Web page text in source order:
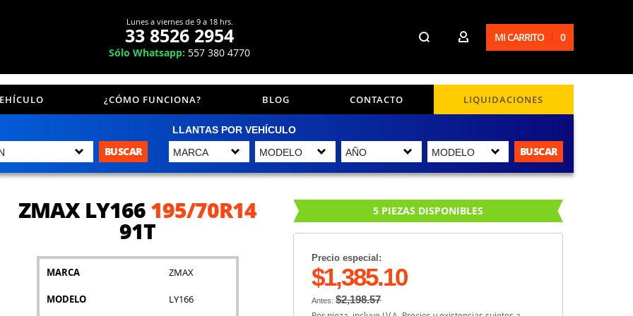
Lunes a viernes de 9 a 18 hrs.
33 8526 2954
Sólo Whatsapp: 557 380 4770
MI CARRITO 0
¿CÓMO FUNCIONA? BLOG CONTACTO LIQUIDACIONES
BUSCAR
LLANTAS POR VEHÍCULO
BUSCAR
ZMAX LY166195/70R14
91T
MARCA ZMAX
MODELO LY166
5 PIEZAS DISPONIBLES
Precio especial:
$1,385.10
Antes:$2,198.57